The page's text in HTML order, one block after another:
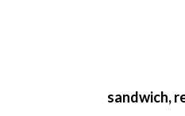
sandwich,